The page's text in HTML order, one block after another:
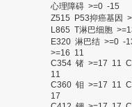
心理障碍 >=0 -15
Z515 P53抑癌基因
L865 T淋巴细胞
E320 淋巴结 >=0 -
>=16 11
C354 锗 >=17 11
11
C360 钼 >=17 11
17